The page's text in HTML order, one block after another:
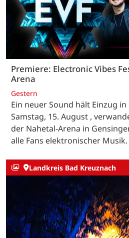
Premiere: Electronic Vibes
Arena
Gestern
Ein neuer Sound hält Einzug in
Samstag, 15. August ,
der Nahetal-Arena in
alle Fans elektronischer Musik.
Landkreis Bad Kreuznach